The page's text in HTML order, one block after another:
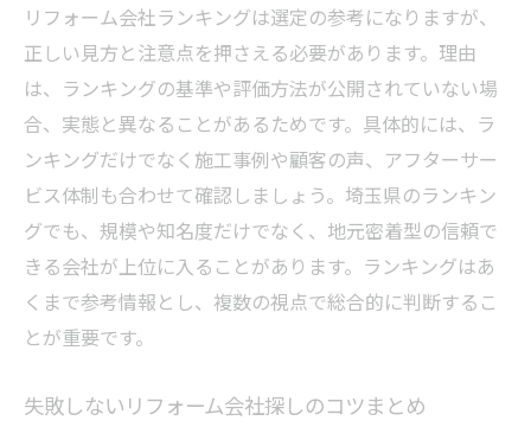
リフォーム会社の評判を徹底的に調べる方
法
口コミから見たリフォーム会社の選択ポイ
ント
評判の良いリフォーム会社に共通する特徴
とは
ランキング情報の正しい活用と注意点
利用者の声から分かるリフォーム会社の実
力
コツ
リフォーム会社ランキングは選定の参考になりますが、
正しい見方と注意点を押さえる必要があります。理由
は、ランキングの基準や評価方法が公開されていない場
合、実態と異なることがあるためです。具体的には、ラ
ンキングだけでなく施工事例や顧客の声、アフターサー
ビス体制も合わせて確認しましょう。埼玉県のランキン
グでも、規模や知名度だけでなく、地元密着型の信頼で
きる会社が上位に入ることがあります。ランキングはあ
くまで参考情報とし、複数の視点で総合的に判断するこ
とが重要です。
失敗しないリフォーム会社探しのコツまとめ